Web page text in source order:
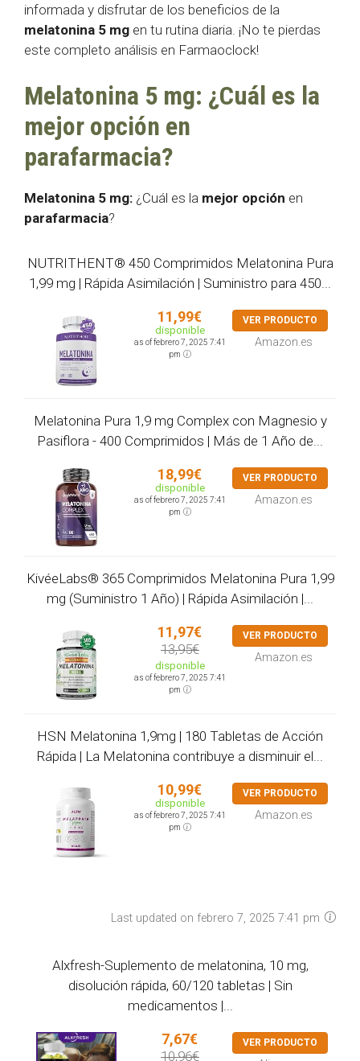
informada y disfrutar de los beneficios de la
melatonina 5 mg en tu rutina diaria. ¡No te pierdas
este completo análisis en Farmaoclock!
Melatonina 5 mg: ¿Cuál es la
mejor opción en
parafarmacia?
Melatonina 5 mg: ¿Cuál es la mejor opción en
parafarmacia?
NUTRITHENT® 450 Comprimidos Melatonina Pura
1,99 mg | Rápida Asimilación | Suministro para 450...
11,99€
disponible
as of febrero 7, 2025 7:41
pm
VER PRODUCTO
Amazon.es
Melatonina Pura 1,9 mg Complex con Magnesio y
Pasiflora - 400 Comprimidos | Más de 1 Año de...
18,99€
disponible
as of febrero 7, 2025 7:41
pm
VER PRODUCTO
Amazon.es
KivéeLabs® 365 Comprimidos Melatonina Pura 1,99
mg (Suministro 1 Año) | Rápida Asimilación |...
11,97€
13,95€
disponible
as of febrero 7, 2025 7:41
pm
VER PRODUCTO
Amazon.es
HSN Melatonina 1,9mg | 180 Tabletas de Acción
Rápida | La Melatonina contribuye a disminuir el...
10,99€
disponible
as of febrero 7, 2025 7:41
pm
VER PRODUCTO
Amazon.es
Last updated on febrero 7, 2025 7:41 pm
Alxfresh-Suplemento de melatonina, 10 mg,
disolución rápida, 60/120 tabletas | Sin
medicamentos |...
7,67€
10,96€
VER PRODUCTO